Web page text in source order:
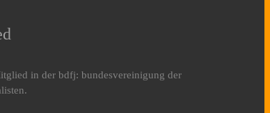
in der bdfj: bundesvereinigung der